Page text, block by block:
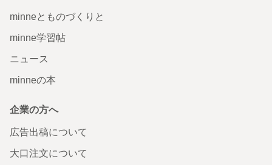
minneとものづくりと
minne学習帖
ニュース
minneの本
企業の方へ
広告出稿について
大口注文について